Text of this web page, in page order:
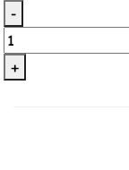
-
+